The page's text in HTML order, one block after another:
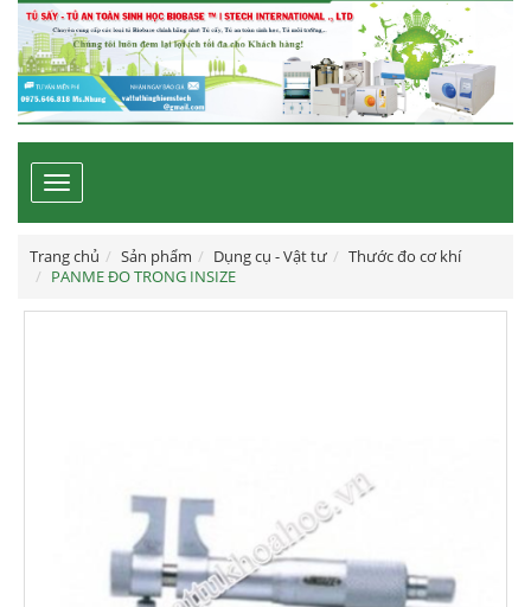
Toggle
navigation
Trang chủ Sản phẩm Dụng cụ - Vật tư
Thước đo cơ khí
PANME ĐO TRONG INSIZE